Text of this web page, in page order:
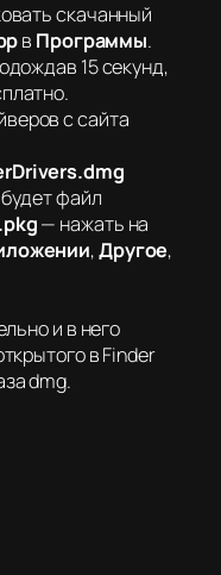
скачанный
в Программы.
15 секунд,
с сайта
файл
— нажать на
,Другое,
и в него
в Finder
dmg.